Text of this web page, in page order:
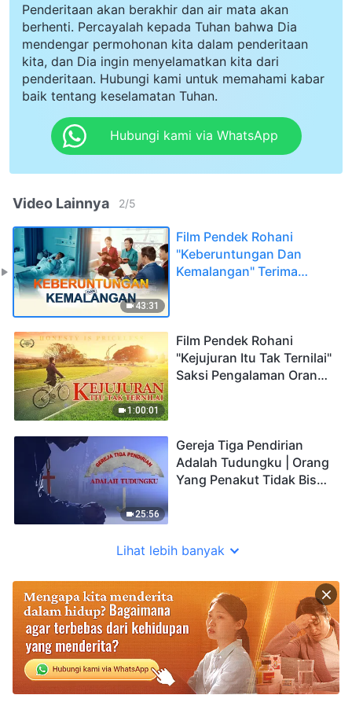
Penderitaan akan berakhir dan air mata akan
berhenti. Percayalah kepada Tuhan bahwa Dia
mendengar permohonan kita dalam penderitaan
kita, dan Dia ingin menyelamatkan kita dari
penderitaan. Hubungi kami untuk memahami kabar
baik tentang keselamatan Tuhan.
Hubungi kami via WhatsApp
Video Lainnya 2/5
43:31
Film Pendek Rohani
"Keberuntungan Dan
Kemalangan" Terima
1:00:01
Film Pendek Rohani
"Kejujuran Itu Tak Ternilai"
Saksi Pengalaman Orang
25:56
Gereja Tiga Pendirian
Adalah Tudungku | Orang
Yang Penakut Tidak Bisa
Lihat lebih banyak